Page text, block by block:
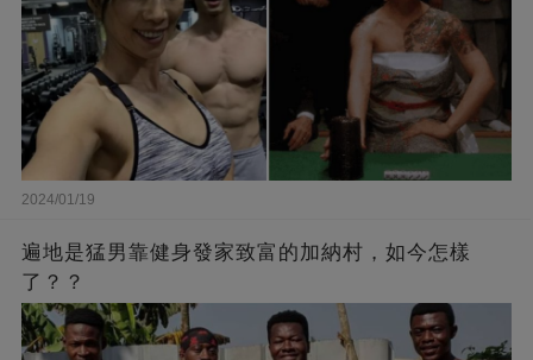
2024/01/19
遍地是猛男靠健身發家致富的加納村，如今怎樣
了？？